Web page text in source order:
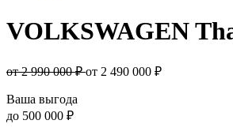
VOLKSWAGEN
от 2 990 000 ₽от 2 490 000 ₽
Ваша выгода
до 500 000 ₽